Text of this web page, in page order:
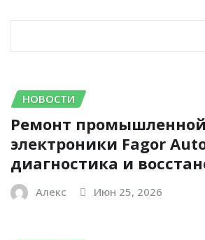
НОВОСТИ
Ремонт промышленной
электроники Fagor
диагностика и
Алекс Июн 25, 2026